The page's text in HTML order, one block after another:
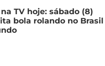
TV hoje: sábado (8)
bola rolando no Brasil